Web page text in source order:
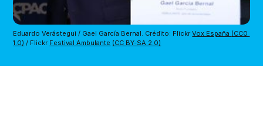
Eduardo Verástegui / Gael García Bernal. Crédito: Flickr Vox España (CC0
1.0) / Flickr Festival Ambulante (CC BY-SA 2.0)